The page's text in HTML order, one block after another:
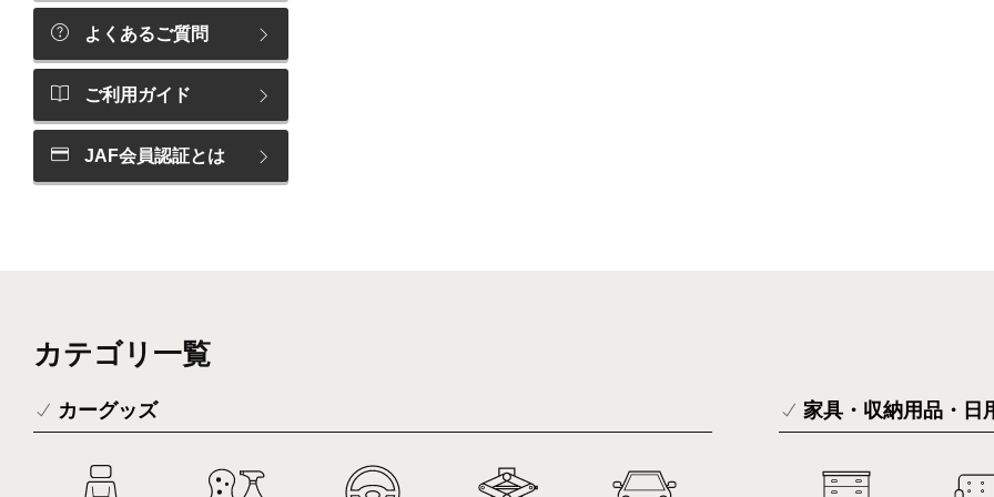
よくあるご質問
ご利用ガイド
JAF会員認証とは
カテゴリ一覧
カーグッズ 家具・収納用品・日